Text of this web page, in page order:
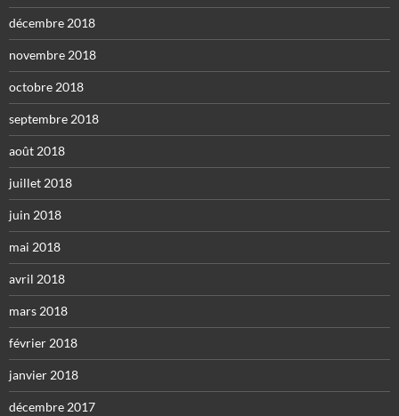
décembre 2018
novembre 2018
octobre 2018
septembre 2018
août 2018
juillet 2018
juin 2018
mai 2018
avril 2018
mars 2018
février 2018
janvier 2018
décembre 2017